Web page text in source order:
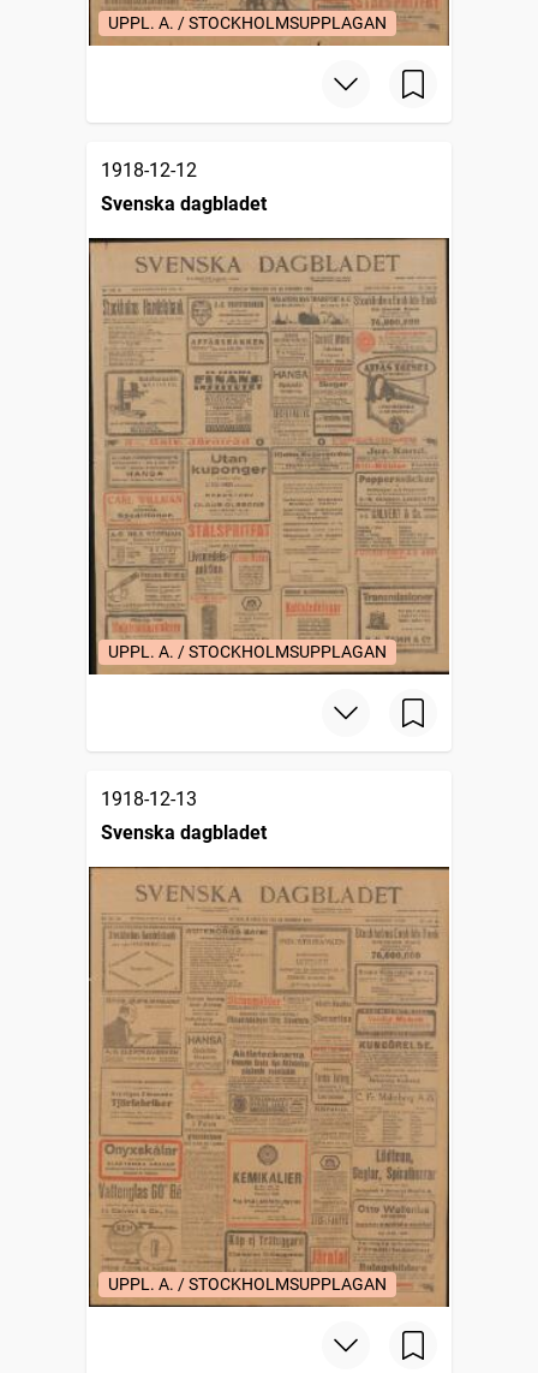
UPPL. A. / STOCKHOLMSUPPLAGAN
1918-12-12
Svenska dagbladet
UPPL. A. / STOCKHOLMSUPPLAGAN
1918-12-13
Svenska dagbladet
UPPL. A. / STOCKHOLMSUPPLAGAN